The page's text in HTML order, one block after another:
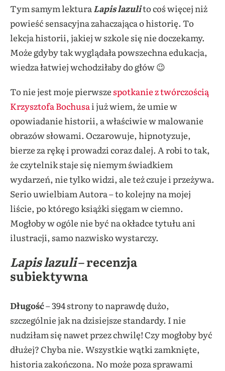
Tym samym lekturaLapis lazulito coś więcej niż
powieść sensacyjna zahaczająca o historię. To
lekcja historii, jakiej w szkole się nie doczekamy.
Może gdyby tak wyglądała powszechna edukacja,
wiedza łatwiej wchodziłaby do głów 😉
To nie jest moje pierwszespotkanie z twórczością
Krzysztofa Bochusai już wiem, że umie w
opowiadanie historii, a właściwie w malowanie
obrazów słowami. Oczarowuje, hipnotyzuje,
bierze za rękę i prowadzi coraz dalej. A robi to tak,
że czytelnik staje się niemym świadkiem
wydarzeń, nie tylko widzi, ale też czuje i przeżywa.
Serio uwielbiam Autora – to kolejny na mojej
liście, po którego książki sięgam w ciemno.
Mogłoby w ogóle nie być na okładce tytułu ani
ilustracji, samo nazwisko wystarczy.
Lapis lazuli– recenzja
subiektywna
Długość– 394 strony to naprawdę dużo,
szczególnie jak na dzisiejsze standardy. I nie
nudziłam się nawet przez chwilę! Czy mogłoby być
dłużej? Chyba nie. Wszystkie wątki zamknięte,
historia zakończona. No może poza sprawami